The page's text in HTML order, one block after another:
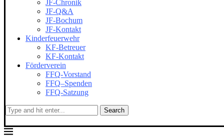
JF-Chronik
JF-Q&A
JF-Bochum
JF-Kontakt
Kinderfeuerwehr
KF-Betreuer
KF-Kontakt
Förderverein
FFQ-Vorstand
FFQ–Spenden
FFQ-Satzung
Search